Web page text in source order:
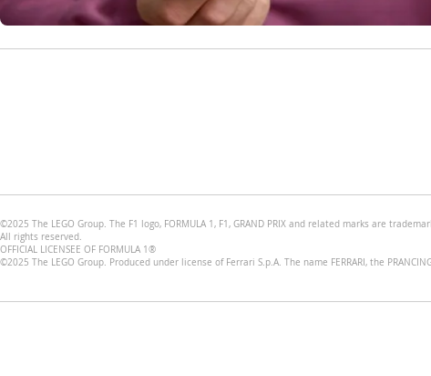
©2025 The LEGO Group. The F1 logo, FORMULA 1, F1, GRAND PRIX and related marks are
All rights reserved.
OFFICIAL LICENSEE OF FORMULA 1®
©2025 The LEGO Group. Produced under license of Ferrari S.p.A. The name FERRARI, the